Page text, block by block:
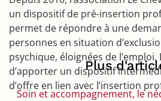
un dispositif de pré-insertion
permet de répondre à une
personnes en situation
psychique, éloignées de l’emploi.
d’apporter un dispositif
d’offre en lien avec l’insertion
Plus
Soin et accompagnement, le